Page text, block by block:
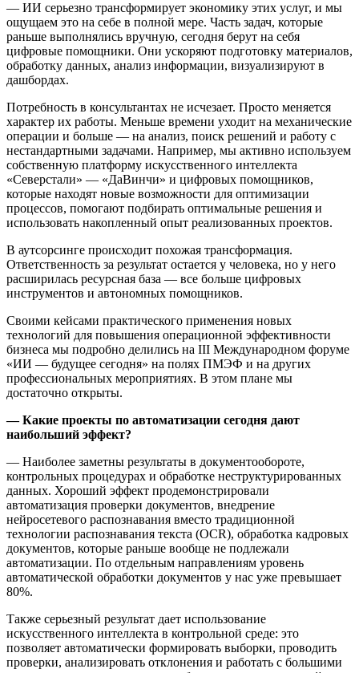
— ИИ серьезно трансформирует экономику этих услуг, и мы
ощущаем это на себе в полной мере. Часть задач, которые
раньше выполнялись вручную, сегодня берут на себя
цифровые помощники. Они ускоряют подготовку материалов,
обработку данных, анализ информации, визуализируют в
дашбордах.
Потребность в консультантах не исчезает. Просто меняется
характер их работы. Меньше времени уходит на механические
операции и больше — на анализ, поиск решений и работу с
нестандартными задачами. Например, мы активно используем
собственную платформу искусственного интеллекта
«Северстали» — «ДаВинчи» и цифровых помощников,
которые находят новые возможности для оптимизации
процессов, помогают подбирать оптимальные решения и
использовать накопленный опыт реализованных проектов.
В аутсорсинге происходит похожая трансформация.
Ответственность за результат остается у человека, но у него
расширилась ресурсная база — все больше цифровых
инструментов и автономных помощников.
Своими кейсами практического применения новых
технологий для повышения операционной эффективности
бизнеса мы подробно делились на III Международном форуме
«ИИ — будущее сегодня» на полях ПМЭФ и на других
профессиональных мероприятиях. В этом плане мы
достаточно открыты.
— Какие проекты по автоматизации сегодня дают
наибольший эффект?
— Наиболее заметны результаты в документообороте,
контрольных процедурах и обработке неструктурированных
данных. Хороший эффект продемонстрировали
автоматизация проверки документов, внедрение
нейросетевого распознавания вместо традиционной
технологии распознавания текста (OCR), обработка кадровых
документов, которые раньше вообще не подлежали
автоматизации. По отдельным направлениям уровень
автоматической обработки документов у нас уже превышает
80%.
Также серьезный результат дает использование
искусственного интеллекта в контрольной среде: это
позволяет автоматически формировать выборки, проводить
проверки, анализировать отклонения и работать с большими